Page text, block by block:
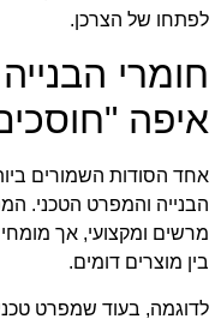
לפתחו של הצרכן.
חומרי
איפה
אחד הסודות השמורים
הבנייה והמפרט הטכני.
מרשים ומקצועי, אך מומחי
בין מוצרים דומים.
לדוגמה, בעוד שמפרט טכני